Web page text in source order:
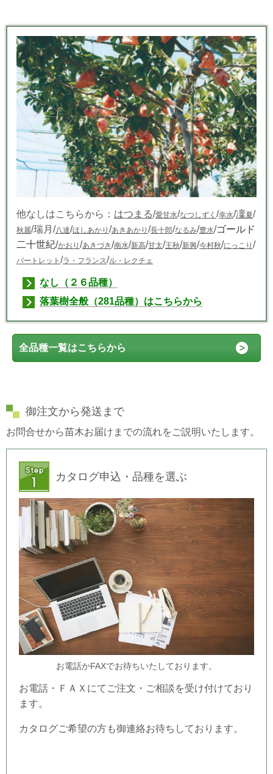
他なしはこちらから： はつまる/愛甘水/なつしずく /幸水/凜夏/
秋麗/瑞月/八達/ほしあかり /あきあかり /長十郎/なるみ/豊水/ゴールド
二十世紀/かおり /あきづき/南水/新高/甘太/王秋/新興/今村秋/にっこり /
バートレット /ラ・フランス/ル・レクチェ
なし（２６品種）
落葉樹全般（281品種）はこちらから
全品種一覧はこちらから
御注文から発送まで
お問合せから苗木お届けまでの流れをご説明いたします。
カタログ申込・品種を選ぶ
お電話かFAXでお待ちいたしております。
お電話・ＦＡＸにてご注文・ご相談を受け付けており
ます。
カタログご希望の方も御連絡お待ちしております。